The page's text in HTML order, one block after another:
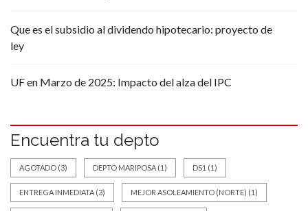
Que es el subsidio al dividendo hipotecario: proyecto de
ley
UF en Marzo de 2025: Impacto del alza del IPC
Encuentra tu depto
AGOTADO (3) DEPTO MARIPOSA (1) DS1 (1)
ENTREGA INMEDIATA (3) MEJOR ASOLEAMIENTO (NORTE) (1)